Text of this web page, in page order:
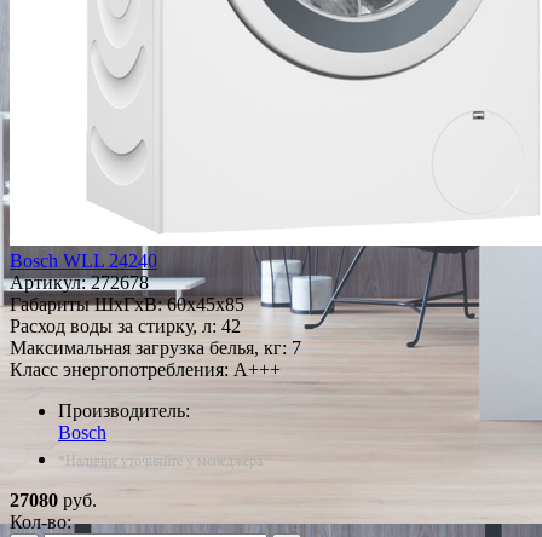
Bosch WLL 24240
Артикул:272678
Габариты ШxГxВ: 60x45x85
Расход воды за стирку, л: 42
Максимальная загрузка белья, кг: 7
Класс энергопотребления: A+++
Производитель:
Bosch
*Наличие уточняйте у менеджера
27080 руб.
Кол-во: